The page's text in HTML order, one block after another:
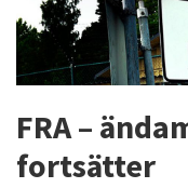
FRA –
fortsätter